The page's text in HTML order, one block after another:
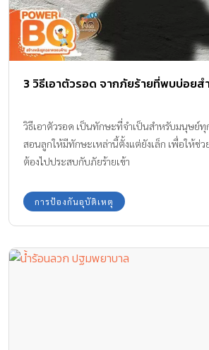
3 วิธีเอาตัวรอด จากภัยร้ายที่พบบ่อยสำ
วิธีเอาตัวรอด เป็นทักษะที่จำเป็นสำหรับมนุษย์ทุ
สอนลูกให้มีทักษะเหล่านี้ตั้งแต่ยังเล็ก เพื่อให้ช่ว
ต้องไปประสบกับภัยร้ายเข้า
การป้องกันอุบัติเหตุ